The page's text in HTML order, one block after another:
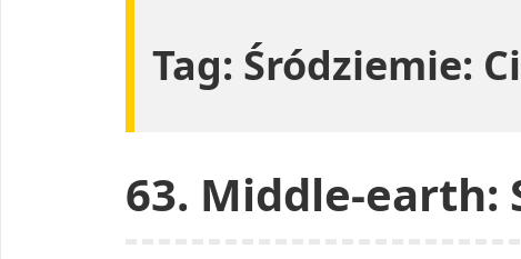
Tag: Śródziemie:
63. Middle-earth: